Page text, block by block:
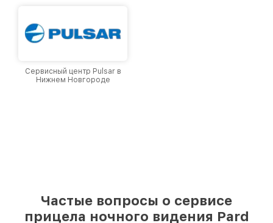
Сервисный центр Pulsar в
Нижнем Новгороде
Частые вопросы о сервисе
прицела ночного видения Pard